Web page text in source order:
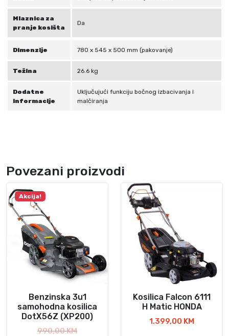
Mlaznica za
pranje kosišta
Da
Dimenzije 780 x 545 x 500 mm (pakovanje)
Težina 26.6 kg
Dodatne
informacije
Uključujući funkciju bočnog izbacivanja i
malčiranja
Povezani proizvodi
Akcija!
Benzinska 3u1
samohodna kosilica
DotX56Z (XP200)
990,00KM
Kosilica Falcon 6111
H Matic HONDA
1.399,00 KM